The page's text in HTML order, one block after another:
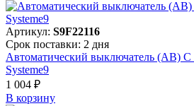
Артикул: S9F22116
Срок поставки: 2 дня
Автоматический выключатель (АВ)
Systeme9
1 004 ₽
В корзинy